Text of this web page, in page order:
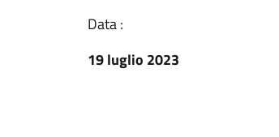
Data :
19 luglio 2023